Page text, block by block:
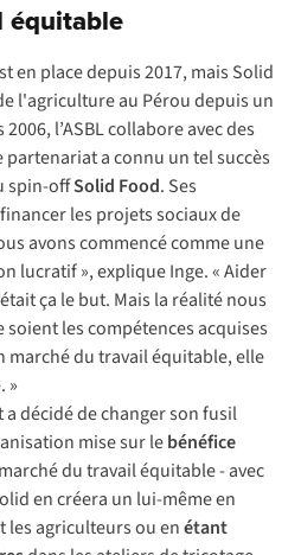
équitable
en place depuis 2017, mais Solid
l'agriculture au Pérou depuis un
l’ASBL collabore avec des
partenariat a connu un tel succès
spin-offSolid Food. Ses
les projets sociaux de
avons commencé comme une
lucratif », explique Inge. « Aider
ça le but. Mais la réalité nous
les compétences acquises
marché du travail équitable, elle
»
décidé de changer son fusil
mise sur lebénéfice
du travail équitable - avec
en créera un lui-même en
agriculteurs ou enétant